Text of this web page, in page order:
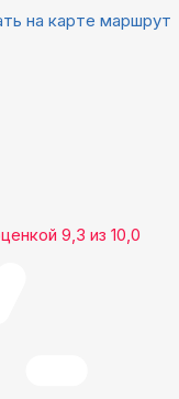
на карте маршрут
9,3 из 10,0